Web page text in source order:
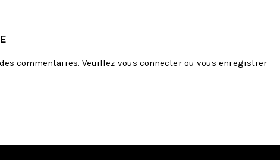
commentaires. Veuillez vous connecterou vous enregistrer